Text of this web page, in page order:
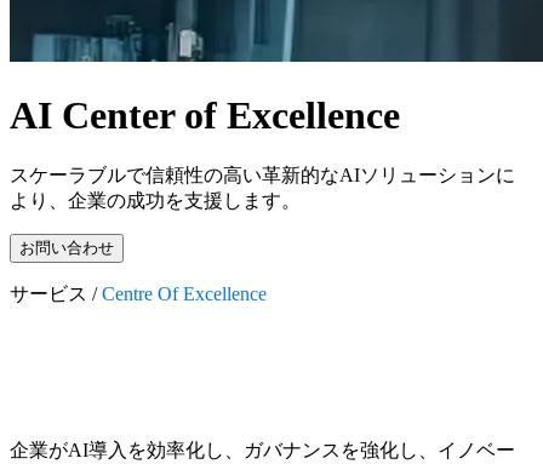
AI Center of Excellence
スケーラブルで信頼性の高い革新的なAIソリューションに
より、企業の成功を支援します。
お問い合わせ
サービス / Centre Of Excellence
企業がAI導入を効率化し、ガバナンスを強化し、イノベー